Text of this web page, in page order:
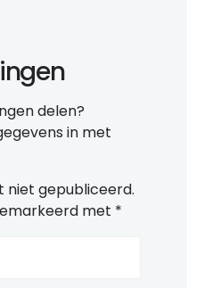
delen?
in met
gepubliceerd.
met *